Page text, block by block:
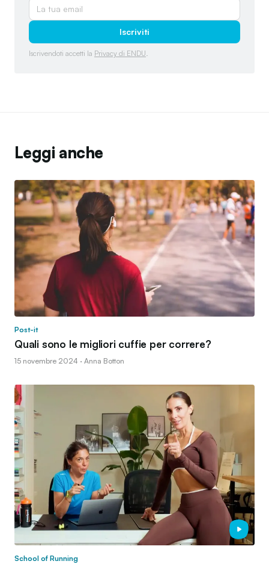
Iscriviti
Iscrivendoti accetti la Privacy di ENDU
Leggi anche
Post-it
Quali sono le migliori cuffie per correre?
15 novembre 2024 · Anna Botton
School of Running